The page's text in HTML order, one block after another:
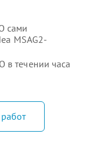
сами
MSAG2-
в течении часа